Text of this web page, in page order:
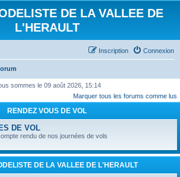
DE LA VALLEE DE
L'HERAULT
Connexion
Inscription
sommes le 09 août 2026, 15:14
Marquer tous les forums comme lus
RENDEZ VOUS DE VOL
DE VOL
rendu de nos journées de vols
DE LA VALLEE DE L'HERAULT